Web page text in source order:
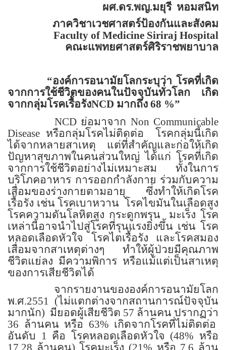
ผศ.ดร.พญ.มยุรี หอมสนิท
ภาควิชาเวชศาสตร์ป้องกันและสังคม
Faculty of Medicine Siriraj Hospital
คณะแพทยศาสตร์ศิริราชพยาบาล
“องค์การอนามัยโลกระบุว่า โรคที่เกิด
จากการใช้ชีวิตของคนในปัจจุบันทั่วโลก
เกิด
จากกลุ่มโรคเรื้อรังNCD มากถึง 68 %”
NCD ย่อมาจาก Non Communicable
Disease หรือกลุ่มโรคไม่ติดต่อ
โรคกลุ่มนี้เกิด
ได้จากหลายสาเหตุ แต่ที่สำคัญและก่อให้เกิด
ปัญหาสุขภาพในคนส่วนใหญ่ ได้แก่ โรคที่เกิด
จากการใช้ชีวิตอย่างไม่เหมาะสม ทั้งในการ
บริโภคอาหาร การออกกำลังกาย ร่วมกับความ
เสื่อมของร่างกายตามอายุ ซึ่งทำให้เกิดโรค
เรื้อรัง เช่น โรคเบาหวาน โรคไขมันในเลือดสูง
โรคความดันโลหิตสูง กระดูกพรุน
มะเร็ง โรค
เหล่านี้อาจนำไปสู่โรคที่รุนแรงยิ่งขึ้น เช่น โรค
หลอดเลือดหัวใจ โรคไตเรื้อรัง และโรคสมอง
เสื่อมจากสาเหตุต่างๆ ทำให้ผู้ป่วยมีคุณภาพ
ชีวิตแย่ลง มีความพิการ หรือแม้แต่เป็นสาเหตุ
ของการเสียชีวิตได้
จากรายงานขององค์การอนามัยโลก
พ.ศ.2551 (ไม่แตกต่างจากสถานการณ์ปัจจุบัน
มากนัก) มียอดผู้เสียชีวิต 57 ล้านคน ปรากฏว่า
36 ล้านคน หรือ 63% เกิดจากโรคที่ไม่ติดต่อ
อันดับ 1 คือ โรคหลอดเลือดหัวใจ (48% หรือ
17.28 ล้านคน) โรคมะเร็ง (21% หรือ 7.6 ล้าน